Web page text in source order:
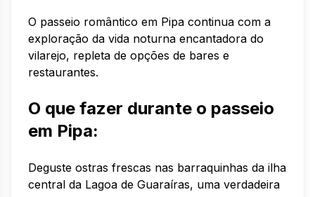
O passeio romântico em Pipa continua com a
exploração da vida noturna encantadora do
vilarejo, repleta de opções de bares e
restaurantes.
O que fazer durante o passeio
em Pipa:
Deguste ostras frescas nas barraquinhas da ilha
central da Lagoa de Guaraíras, uma verdadeira